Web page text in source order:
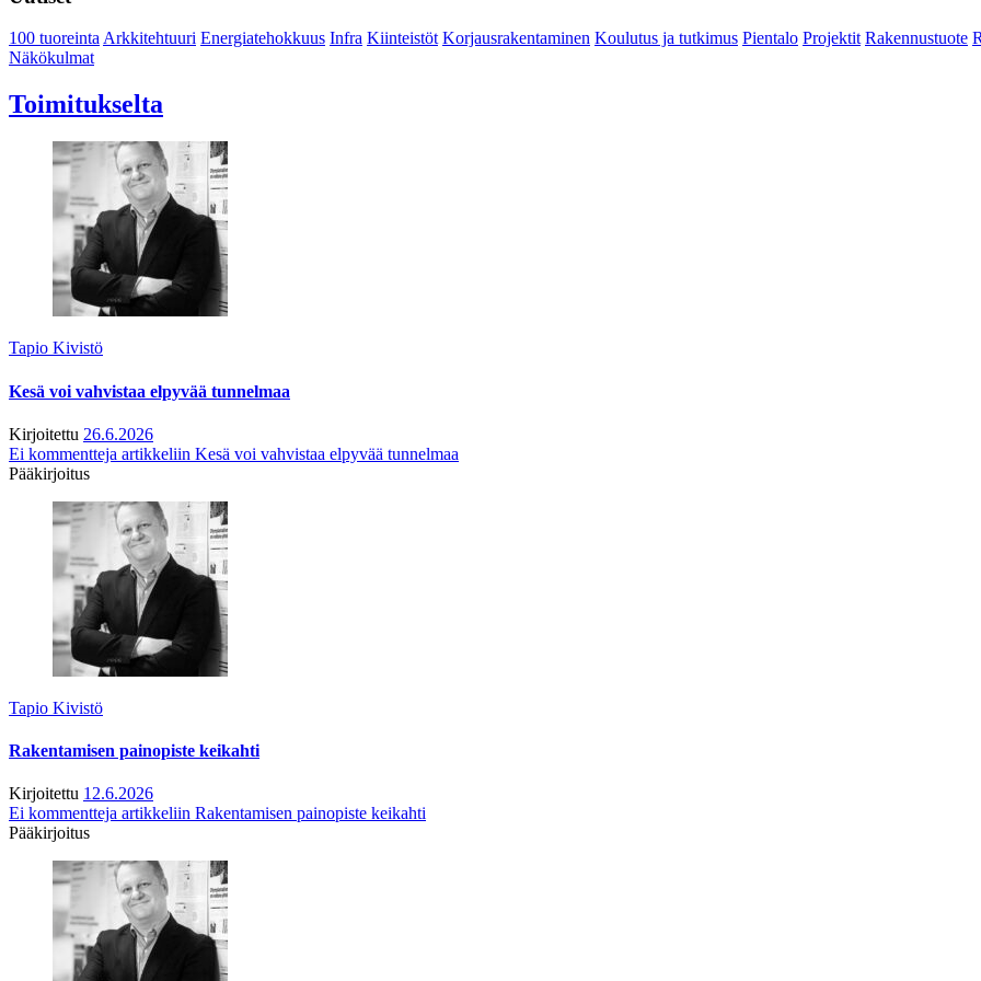
100 tuoreintaArkkitehtuuri Energiatehokkuus Infra Kiinteistöt Korjausrakentaminen Koulutus ja tutkimus Pientalo Projektit Rakennustuote
Näkökulmat
Toimitukselta
Tapio Kivistö
Kesä voi vahvistaa elpyvää tunnelmaa
Kirjoitettu 26.6.2026
Ei kommentteja artikkeliin Kesä voi vahvistaa elpyvää tunnelmaa
Pääkirjoitus
Tapio Kivistö
Rakentamisen painopiste keikahti
Kirjoitettu 12.6.2026
Ei kommentteja artikkeliin Rakentamisen painopiste keikahti
Pääkirjoitus